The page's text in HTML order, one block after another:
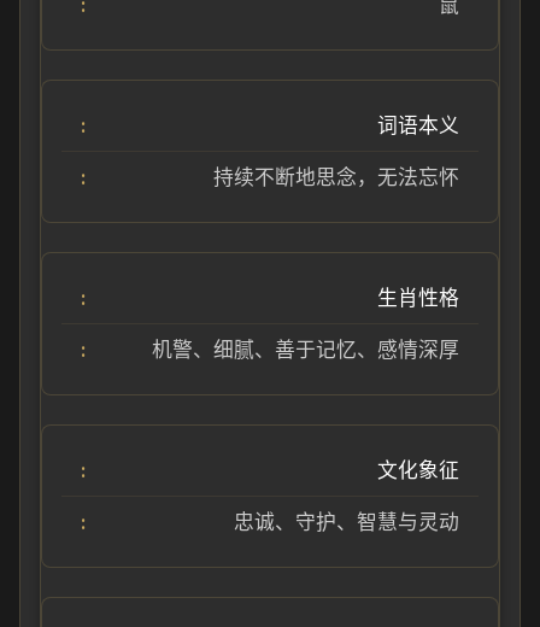
鼠
词语本义
持续不断地思念，无法忘怀
生肖性格
机警、细腻、善于记忆、感情深厚
文化象征
忠诚、守护、智慧与灵动